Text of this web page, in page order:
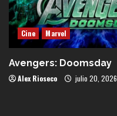
Cine Marvel
Avengers: Doomsday
Alex Rioseco julio 20, 2026